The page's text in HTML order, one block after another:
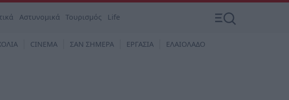
Αστυνομικά Τουρισμός Life
CINEMA ΣΑΝ ΣΗΜΕΡΑ ΕΡΓΑΣΙΑ ΕΛΑΙΟΛΑΔΟ